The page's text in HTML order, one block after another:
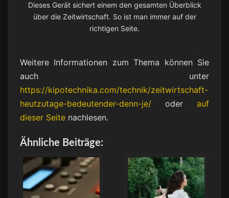
Dieses Gerät sichert einem den gesamten Überblick
über die Zeitwirtschaft. So ist man immer auf der
richtigen Seite.
Weitere Informationen zum Thema können Sie
auch unter
https://kipotechnika.com/technik/zeitwirtschaft-
heutzutage-bedeutender-denn-je/ oder auf
dieser Seite nachlesen.
Ähnliche Beiträge: